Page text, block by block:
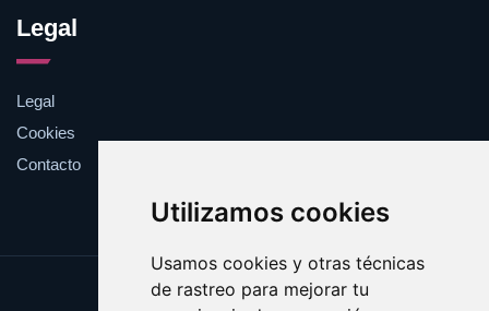
Utilizamos cookies
Usamos cookies y otras técnicas
de rastreo para mejorar tu
Legal
Legal
Cookies
Contacto
Update cookies preferences